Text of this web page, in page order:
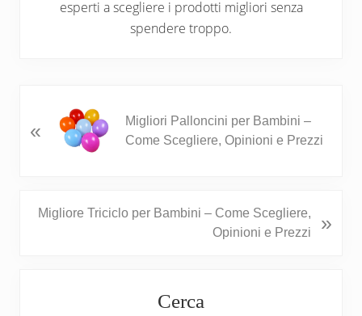
esperti a scegliere i prodotti migliori senza
spendere troppo.
r
«
Migliori Palloncini per Bambini –
Come Scegliere, Opinioni e Prezzi
NMigliore Triciclo per Bambini – Come Scegliere,
Opinioni e Prezzi
»
Cerca